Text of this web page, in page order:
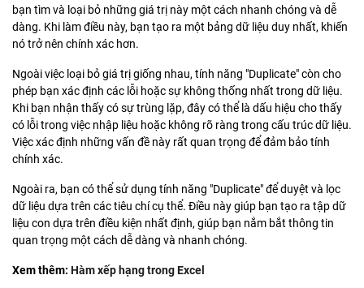
bạn tìm và loại bỏ những giá trị này một cách nhanh chóng và dễ
dàng. Khi làm điều này, bạn tạo ra một bảng dữ liệu duy nhất, khiến
nó trở nên chính xác hơn.
Ngoài việc loại bỏ giá trị giống nhau, tính năng "Duplicate" còn cho
phép bạn xác định các lỗi hoặc sự không thống nhất trong dữ liệu.
Khi bạn nhận thấy có sự trùng lặp, đây có thể là dấu hiệu cho thấy
có lỗi trong việc nhập liệu hoặc không rõ ràng trong cấu trúc dữ liệu.
Việc xác định những vấn đề này rất quan trọng để đảm bảo tính
chính xác.
Ngoài ra, bạn có thể sử dụng tính năng "Duplicate" để duyệt và lọc
dữ liệu dựa trên các tiêu chí cụ thể. Điều này giúp bạn tạo ra tập dữ
liệu con dựa trên điều kiện nhất định, giúp bạn nắm bắt thông tin
quan trọng một cách dễ dàng và nhanh chóng.
Xem thêm: Hàm xếp hạng trong Excel